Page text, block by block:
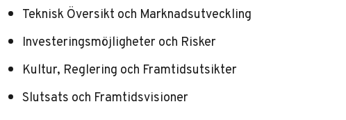
Teknisk Översikt och Marknadsutveckling
Investeringsmöjligheter och Risker
Kultur, Reglering och Framtidsutsikter
Slutsats och Framtidsvisioner